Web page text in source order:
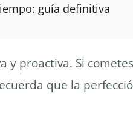
guía definitiva
proactiva. Si
que la